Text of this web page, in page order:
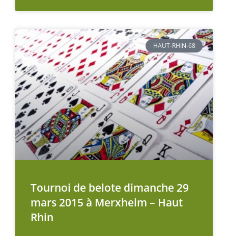
HAUT-RHIN-68
Tournoi de belote dimanche 29
mars 2015 à Merxheim – Haut
Rhin